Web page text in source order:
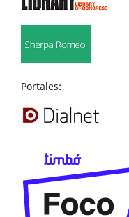
Portales: